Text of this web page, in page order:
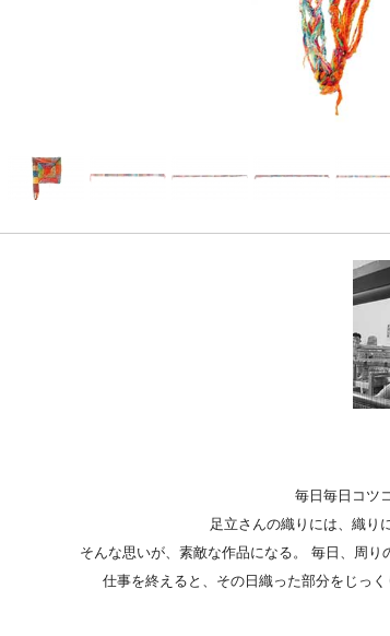
ア
社会
毎日毎日コツ
足立さんの織りには、織り
そんな思いが、素敵な作品になる。 毎日、周り
仕事を終えると、その日織った部分をじっ